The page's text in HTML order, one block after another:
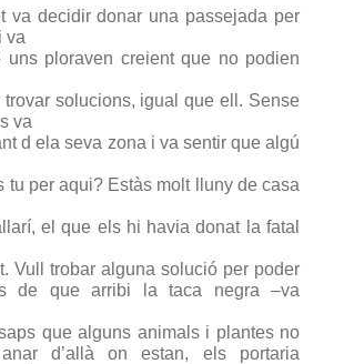
va decidir donar una passejada per
va
uns ploraven creient que no podien
trovar solucions, igual que ell. Sense
va
d ela seva zona i va sentir que algú
tu per aqui? Estàs molt lluny de casa
el que els hi havia donat la fatal
Vull trobar alguna solució per poder
de que arribi la taca negra –va
que alguns animals i plantes no
d’allà on estan, els portaria